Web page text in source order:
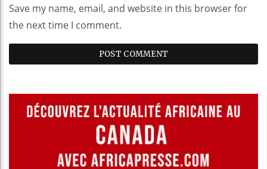
Save my name, email, and website in this browser for
the next time I comment.